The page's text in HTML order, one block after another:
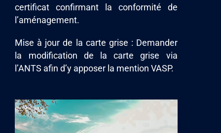
certificat confirmant la conformité de
l’aménagement.
Mise à jour de la carte grise : Demander
la modification de la carte grise via
l’ANTS afin d’y apposer la mention VASP.